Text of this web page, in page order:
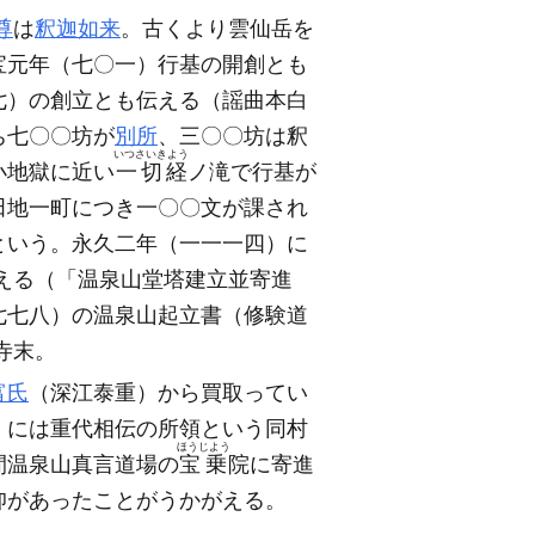
は釈迦如来。古くより雲仙岳を
元年 （七〇一） 行基の開創とも
の創立とも伝える （謡曲本白
七〇〇坊が別所、三〇〇坊は釈
地獄に近い一切経
いつさいきよう
ノ滝で行基が
地一町につき一〇〇文が課され
う。永久二年 （一一一四） に
る （「温泉山堂塔建立並寄進
七八） の温泉山起立書 （修験道
。
氏 （深江泰重） から買取ってい
には重代相伝の所領という同村
泉山真言道場の宝乗
ほうじよう
院に寄進
あったことがうかがえる。